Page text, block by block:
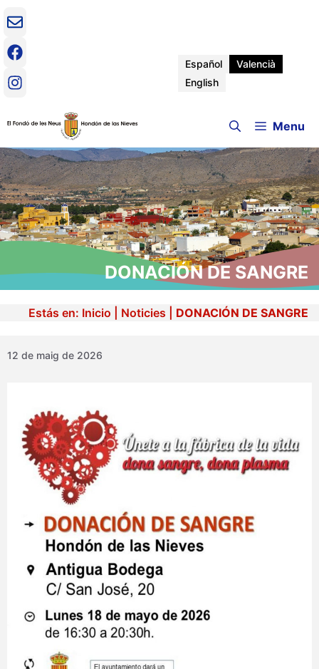
Vés
contingut
Español
Valencià
English
Menu
DONACIÓN DE SANGRE
Estás en: Inicio Noticies DONACIÓN DE SANGRE
12 de maig de 2026